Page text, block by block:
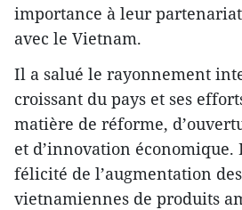
importance à leur
avec le Vietnam.
Il a salué le rayonnement
croissant du pays et ses
matière de réforme,
et d’innovation économique.
félicité de l’augmentation
vietnamiennes de produits